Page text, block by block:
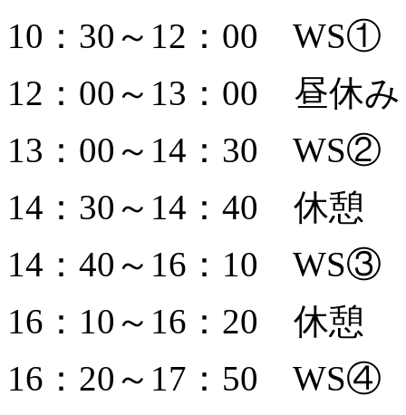
10：30～12：00 WS①
12：00～13：00 昼休み
13：00～14：30 WS②
14：30～14：40 休憩
14：40～16：10 WS③
16：10～16：20 休憩
16：20～17：50 WS④